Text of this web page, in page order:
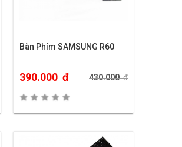
Bàn Phím SAMSUNG R60
390.000 đ 430.000đ